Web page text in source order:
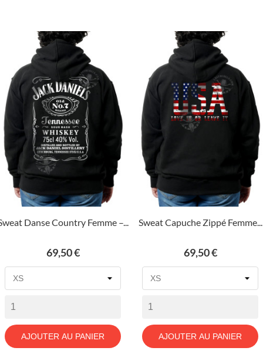
Danse Country Femme –...
Prix
69,50 €
AJOUTER AU PANIER
Sweat Capuche Zippé Femme...
Prix
69,50 €
AJOUTER AU PANIER